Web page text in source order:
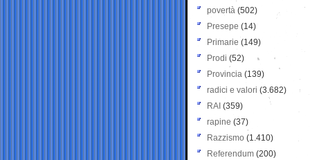
povertà (502)
Presepe (14)
Primarie (149)
Prodi (52)
Provincia (139)
radici e valori (3.682)
RAI (359)
rapine (37)
Razzismo (1.410)
Referendum (200)